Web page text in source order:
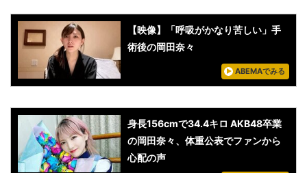
【映像】「呼吸がかなり苦しい」手
術後の岡田奈々
ABEMAでみる
身長156cmで34.4キロ AKB48卒業
の岡田奈々、体重公表でファンから
心配の声